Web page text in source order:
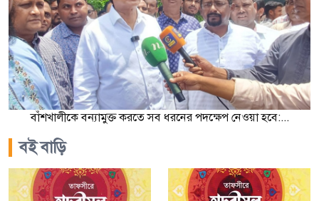
বাঁশখালীকে বন্যামুক্ত করতে সব ধরনের পদক্ষেপ নেওয়া হবে:...
বই বাড়ি